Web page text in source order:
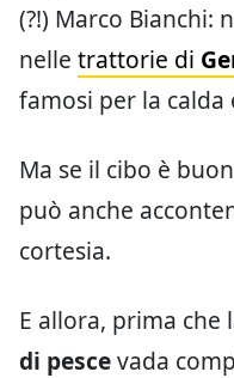
(?!) Marco Bianchi:
nelle trattorie di
famosi per la calda
Ma se il cibo è
può anche
cortesia.
E allora, prima che
di pescevada